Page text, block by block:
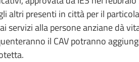
altri presenti in città per il
servizi alla persone anziane dà
il CAV potranno